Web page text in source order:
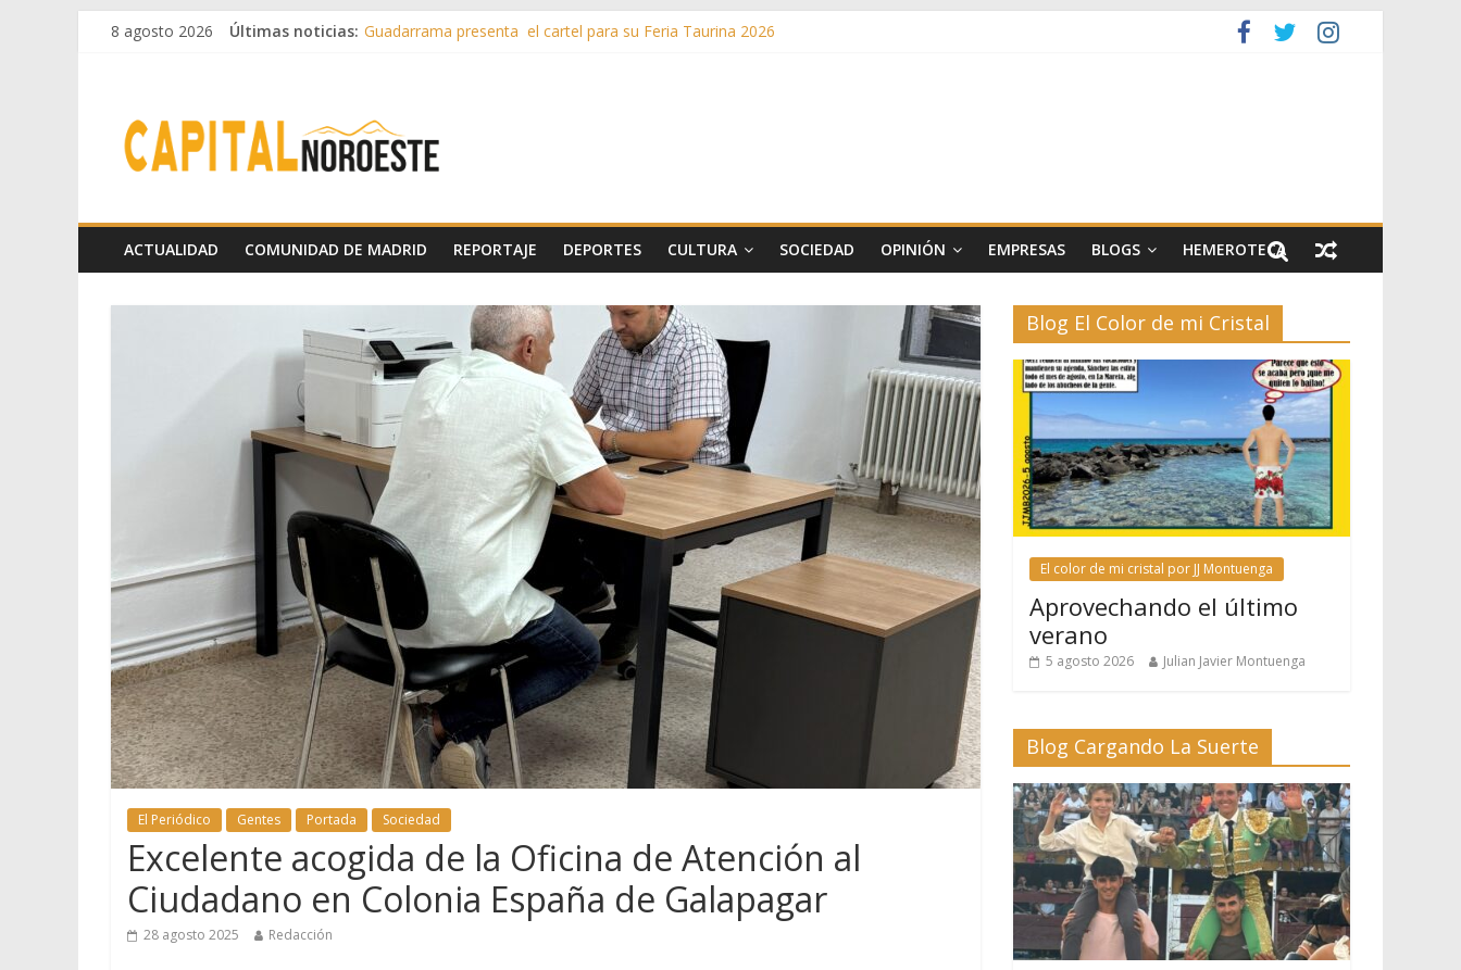
8 agosto 2026 Últimas noticias: Guadarrama presenta el cartel para su Feria Taurina 2026
Alerta de consumos inusuales de agua potable gracias a la telelectura de Canal de Isabel II
ACTUALIDAD COMUNIDAD DE MADRID REPORTAJE DEPORTES CULTURA SOCIEDAD OPINIÓN EMPRESAS BLOGS HEMEROTECA
El Periódico Gentes Portada Sociedad
Excelente acogida de la Oficina de Atención al
Ciudadano en Colonia España de Galapagar
28 agosto 2025 Redacción
Blog El Color de mi Cristal
El color de mi cristal por JJ Montuenga
Aprovechando el último
verano
5 agosto 2026 Julian Javier Montuenga
Blog Cargando La Suerte